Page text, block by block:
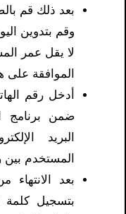
بعد ذلك قم
وقم بتدوين
الموافقة
أدخل رقم
ضمن برنامج
البريد
المستخدم
بعد الانتهاء
بتسجيل كلمة